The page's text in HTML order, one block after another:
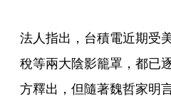
法人指出，台積電近期受
稅等兩大陰影籠罩，都已
方釋出，但隨著魏哲家明